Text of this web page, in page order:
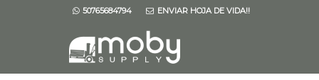
50765684794 ENVIAR HOJA DE VIDA!!